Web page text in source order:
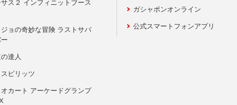
ス２ インフィニットブース
ョの奇妙な冒険 ラストサバ
達人
ピリッツ
カート アーケードグランプ
ガシャポンオンライン
公式スマートフォンアプリ